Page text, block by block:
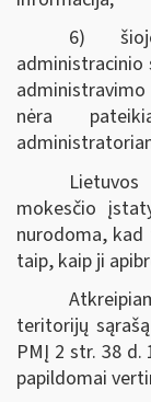
6)
administracinio
nėra
mokesčio
nurodoma,
taip, kaip ji
teritorijų
PMĮ 2 str. 38
papildomai